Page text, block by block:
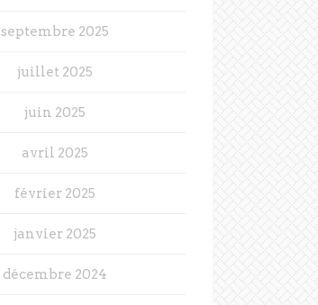
septembre 2025
juillet 2025
juin 2025
avril 2025
février 2025
janvier 2025
décembre 2024